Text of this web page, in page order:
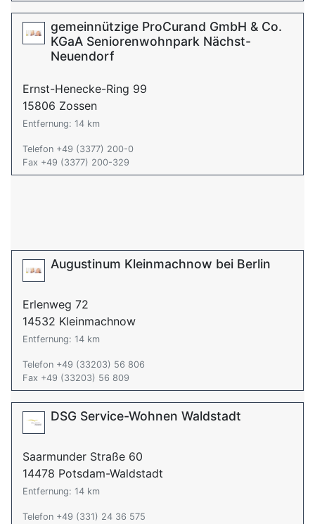
gemeinnützige ProCurand GmbH & Co.
KGaA Seniorenwohnpark Nächst-
Neuendorf
Ernst-Henecke-Ring 99
15806 Zossen
Entfernung: 14 km
Telefon +49 (3377) 200-0
Fax +49 (3377) 200-329
Augustinum Kleinmachnow bei Berlin
Erlenweg 72
14532 Kleinmachnow
Entfernung: 14 km
Telefon +49 (33203) 56 806
Fax +49 (33203) 56 809
DSG Service-Wohnen Waldstadt
Saarmunder Straße 60
14478 Potsdam-Waldstadt
Entfernung: 14 km
Telefon +49 (331) 24 36 575